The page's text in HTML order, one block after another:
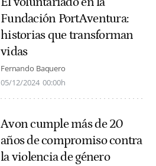
Fundación PortAventura:
historias que transforman
vidas
Fernando Baquero
05/12/2024 00:00h
Avon cumple más de 20
años de compromiso contra
la violencia de género